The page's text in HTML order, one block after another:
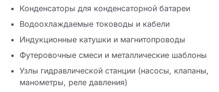
Конденсаторы для конденсаторной батареи
Водоохлаждаемые тоководы и кабели
Индукционные катушки и магнитопроводы
Футеровочные смеси и металлические шаблоны
Узлы гидравлической станции (насосы, клапаны,
манометры, реле давления)